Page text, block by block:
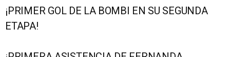
¡PRIMER GOL DE LA BOMBI EN SU SEGUNDA
ETAPA!